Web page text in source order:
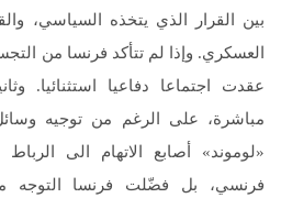
بين القرار الذي يتخذه السياسي،
العسكري. وإذا لم تتأكد فرنسا من
عقدت اجتماعا دفاعيا استثنائيا.
مباشرة، على الرغم من توجيه
«لوموند» أصابع الاتهام الى
فرنسي، بل فضّلت فرنسا التوجه